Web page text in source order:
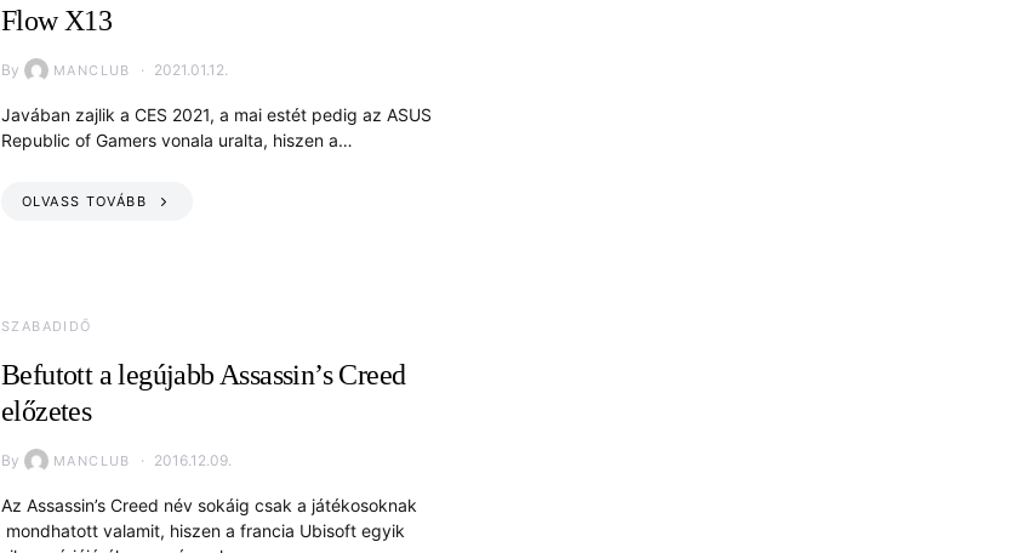
Flow X13
By MANCLUB 2021.01.12.
Javában zajlik a CES 2021, a mai estét pedig az ASUS
Republic of Gamers vonala uralta, hiszen a…
OLVASS TOVÁBB
SZABADIDŐ
Befutott a legújabb Assassin’s Creed
előzetes
By MANCLUB 2016.12.09.
Az Assassin’s Creed név sokáig csak a játékosoknak
mondhatott valamit, hiszen a francia Ubisoft egyik